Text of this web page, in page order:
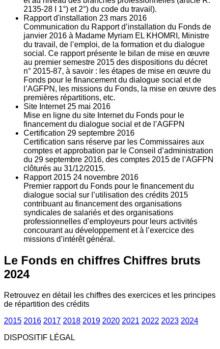
2135‐28 I 1°) et 2°) du code du travail).
Rapport d'installation 23 mars 2016
Communication du Rapport d’installation du Fonds de
janvier 2016 à Madame Myriam EL KHOMRI, Ministre
du travail, de l’emploi, de la formation et du dialogue
social. Ce rapport présente le bilan de mise en œuvre
au premier semestre 2015 des dispositions du décret
n° 2015-87, à savoir : les étapes de mise en œuvre du
Fonds pour le financement du dialogue social et de
l’AGFPN, les missions du Fonds, la mise en œuvre des
premières répartitions, etc.
Site Internet 25 mai 2016
Mise en ligne du site Internet du Fonds pour le
financement du dialogue social et de l’AGFPN
Certification 29 septembre 2016
Certification sans réserve par les Commissaires aux
comptes et approbation par le Conseil d’administration
du 29 septembre 2016, des comptes 2015 de l’AGFPN
clôturés au 31/12/2015.
Rapport 2015 24 novembre 2016
Premier rapport du Fonds pour le financement du
dialogue social sur l’utilisation des crédits 2015
contribuant au financement des organisations
syndicales de salariés et des organisations
professionnelles d’employeurs pour leurs activités
concourant au développement et à l’exercice des
missions d’intérêt général.
Le Fonds en chiffres Chiffres bruts
2024
Retrouvez en détail les chiffres des exercices et les principes
de répartition des crédits
2015 2016 2017 2018 2019 2020 2021 2022 2023 2024
DISPOSITIF LÉGAL